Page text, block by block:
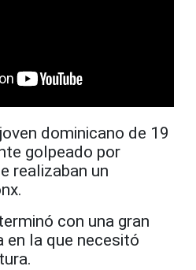
dominicano de 19
golpeado por
realizaban un
con una gran
en la que necesitó